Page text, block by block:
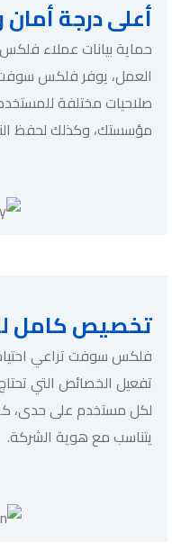
أعلى درجة
حماية بيانات عملاء
العمل، يوفر فلكس
صلاحيات مختلفة
مؤسستك، وكذلك لحفظ
تخصيص كامل
فلكس سوفت تراعي
تفعيل الخصائص التي
لكل مستخدم على حدى،
يتناسب مع هوية الشركة.